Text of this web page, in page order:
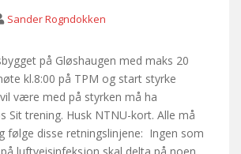
Sander Rogndokken
på Gløshaugen med maks 20
kl.8:00 på TPM og start styrke
være med på styrken må ha
Sit trening. Husk NTNU-kort. Alle må
følge disse retningslinjene: Ingen som
luftveisinfeksjon skal delta på noen